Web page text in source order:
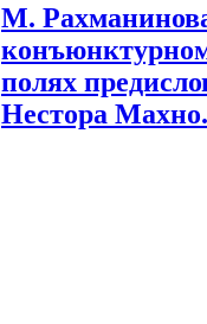
М.
полях
Нестора Махно.